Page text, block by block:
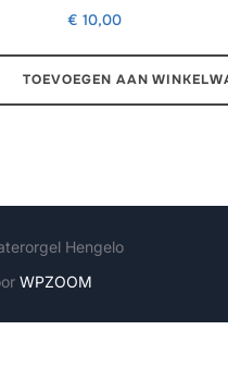
€ 10,00
TOEVOEGEN AAN
Hengelo
WPZOOM